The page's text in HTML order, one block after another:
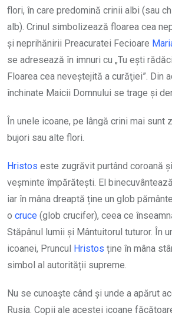
flori, în care predomină crinii albi (sau
alb). Crinul simbolizează floarea cea
și neprihănirii Preacuratei Fecioare
se adresează în imnuri cu „Tu eşti
Floarea cea neveştejită a curăţiei”. Din
închinate Maicii Domnului se trage și
În unele icoane, pe lângă crini mai sunt
bujori sau alte flori.
Hristos este zugrăvit purtând coroană
veșminte împărătești. El
iar în mâna dreaptă ține un glob
o cruce (glob crucifer), ceea ce
Stăpânul lumii și Mântuitorul tuturor. În
icoanei, Pruncul Hristos ține în mâna
simbol al autorității supreme.
Nu se cunoaște când și unde a apărut
Rusia. Copii ale acestei icoane